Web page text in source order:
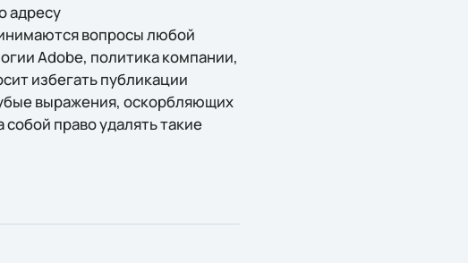
адресу
вопросы любой
Adobe, политика компании,
избегать публикации
выражения, оскорбляющих
право удалять такие